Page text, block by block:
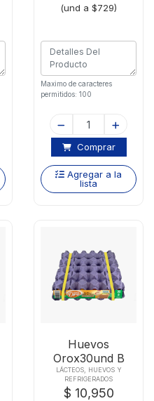
(und a $729)
Maximo de caracteres
permitidos: 100
Comprar
Agregar a la
lista
Huevos
Orox30und B
Amarrado
LÁCTEOS, HUEVOS Y
REFRIGERADOS
$ 10,950